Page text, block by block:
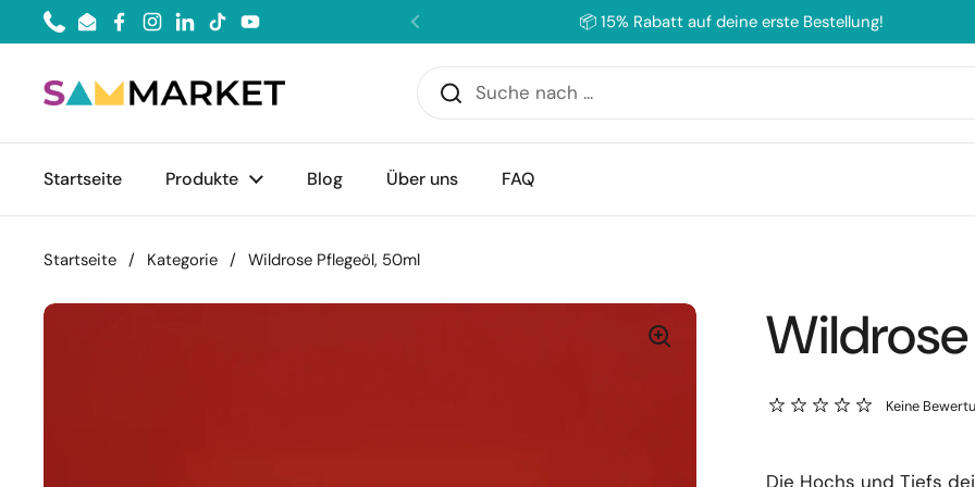
Zum Inhalt springen
PhoneEmailFacebook
Instagram
LinkedIn
TikTokYouTube Zurück
📦 15% Rabatt auf deine erste Bestellung!
Startseite Produkte Blog Über uns FAQ
Startseite / Kategorie / Wildrose Pflegeöl, 50ml
Keine
Die Hochs und Tiefs